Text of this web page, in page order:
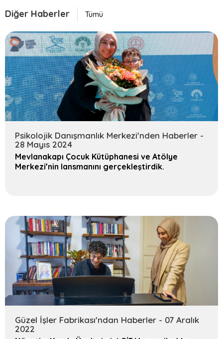
Diğer Haberler Tümü
Psikolojik Danışmanlık Merkezi'nden Haberler -
28 Mayıs 2024
Mevlanakapı Çocuk Kütüphanesi ve Atölye
Merkezi’nin lansmanını gerçekleştirdik.
Güzel İşler Fabrikası'ndan Haberler - 07 Aralık
2022